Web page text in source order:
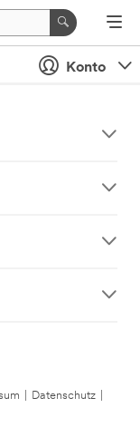
Konto
Datenschutz